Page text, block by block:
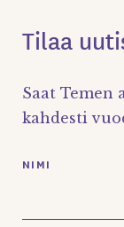
Tilaa
Saat Temen
kahdesti
NIMI